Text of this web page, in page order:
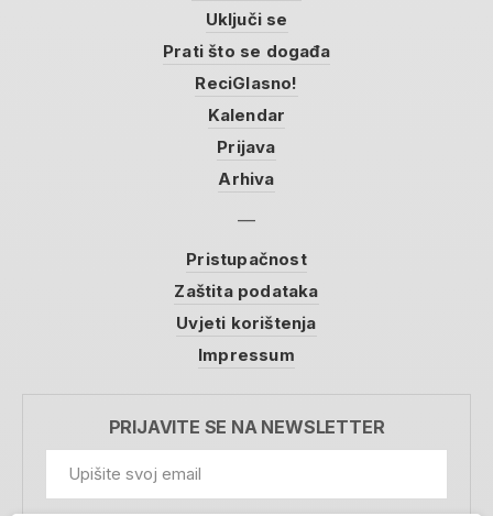
Uključi se
Prati što se događa
ReciGlasno!
Kalendar
Prijava
Arhiva
Pristupačnost
Zaštita podataka
Uvjeti korištenja
Impressum
PRIJAVITE SE NA NEWSLETTER